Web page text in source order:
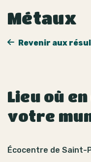
Métaux
Revenir aux
Lieu où
votre
Écocentre de Saint-